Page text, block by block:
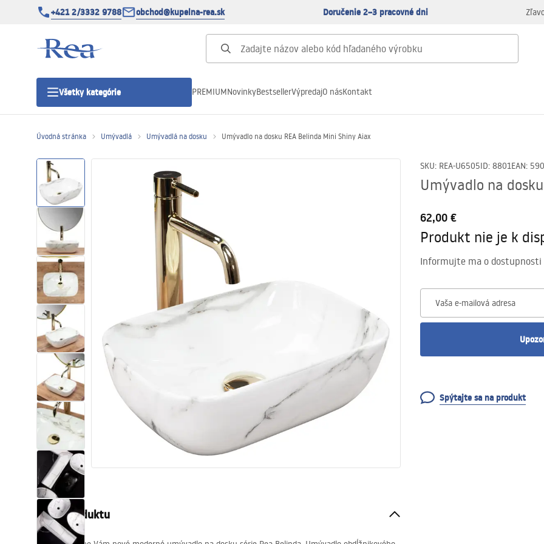
+421 2/3332 9788 obchod@kupelna-rea.sk Doručenie 2–3 pracovné dni
Všetky kategórie
Sprchové dvere
Sprchové vaničky
Sprchové žľaby
Sanitárna keramika
Vaňa so zástenou
Batérie
Kuchyňa
Kúpeľňové doplnky a nábytok
PREMIUMNovinkyBestsellerVýpredajO násKontakt
Úvodná stránka Umývadlá Umývadlá na dosku Umývadlo na dosku REA Belinda Mini Shiny Aiax
SKU: REA-U6505ID: 8801EAN:
Umývadlo na
62,00 €
Produkt nie je k
Informujte ma o dostupnosti
Vaša e-mailová adresa
Spýtajte sa na produkt
Popis produktu